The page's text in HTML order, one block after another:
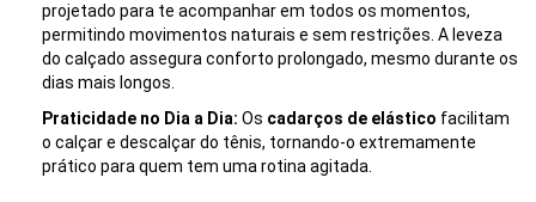
projetado para te acompanhar em todos os momentos,
permitindo movimentos naturais e sem restrições. A leveza
do calçado assegura conforto prolongado, mesmo durante os
dias mais longos.
Praticidade no Dia a Dia: Os cadarços de elástico facilitam
o calçar e descalçar do tênis, tornando-o extremamente
prático para quem tem uma rotina agitada.